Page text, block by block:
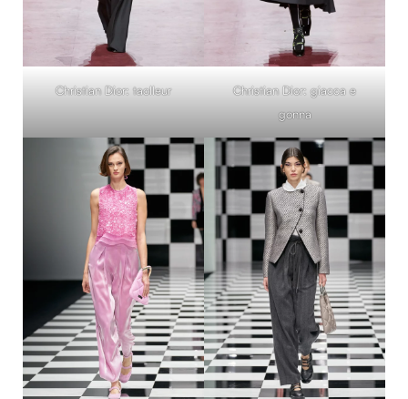
Christian Dior: taolleur
Christian Dior: giacca e
gonna